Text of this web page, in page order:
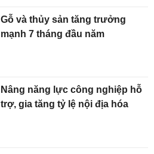
Gỗ và thủy sản tăng trưởng
mạnh 7 tháng đầu năm
Nâng năng lực công nghiệp hỗ
trợ, gia tăng tỷ lệ nội địa hóa